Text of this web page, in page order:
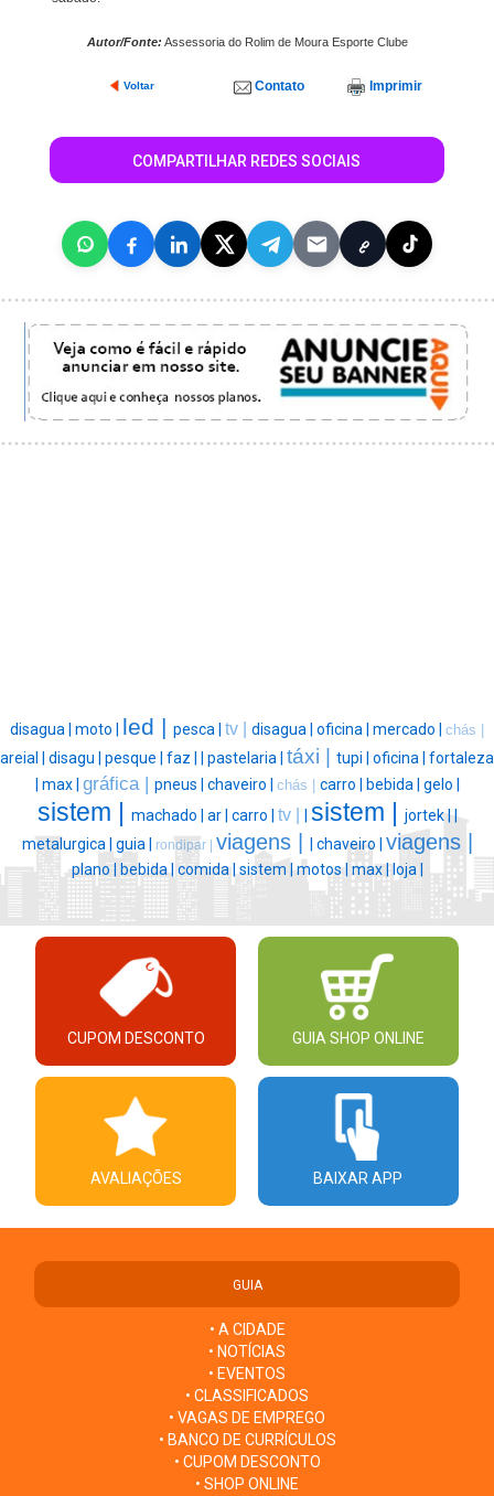
Autor/Fonte: Assessoria do Rolim de Moura Esporte Clube
Voltar Contato Imprimir
COMPARTILHAR REDES SOCIAIS
disagua | moto | led | pesca | tv | disagua | oficina | mercado | chás |
areial | disagu | pesque | faz | | pastelaria | táxi | tupi | oficina | fortaleza
| max | gráfica | pneus | chaveiro | chás | carro | bebida | gelo |
sistem | machado | ar | carro | tv | | sistem | jortek ||
metalurgica | guia | rondipar | viagens | | chaveiro | viagens |
plano | bebida | comida | sistem |motos | max |loja |
CUPOM DESCONTO GUIA SHOP ONLINE
AVALIAÇÕES BAIXAR APP
GUIA
• A CIDADE
• NOTÍCIAS
• EVENTOS
• CLASSIFICADOS
• VAGAS DE EMPREGO
• BANCO DE CURRÍCULOS
• CUPOM DESCONTO
• SHOP ONLINE